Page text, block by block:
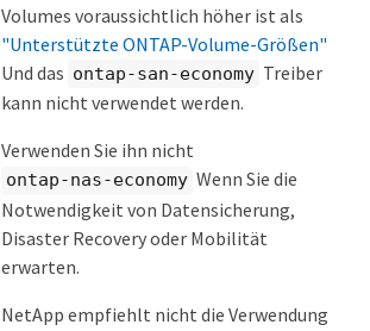
Volumes voraussichtlich höher ist als
"Unterstützte ONTAP-Volume-Größen"
Und das ontap-san-economy Treiber
kann nicht verwendet werden.
Verwenden Sie ihn nicht
ontap-nas-economy Wenn Sie die
Notwendigkeit von Datensicherung,
Disaster Recovery oder Mobilität
erwarten.
NetApp empfiehlt nicht die Verwendung